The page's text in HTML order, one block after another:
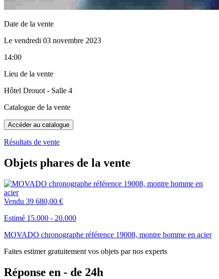
Date de la vente
Le vendredi 03 novembre 2023
14:00
Lieu de la vente
Hôtel Drouot - Salle 4
Catalogue de la vente
Accéder au catalogue
Résultats de vente
Objets phares de la vente
Vendu 39 680,00 €
Estimé 15.000 - 20.000
MOVADO chronographe référence 19008, montre homme en acier
Faites estimer gratuitement vos objets par nos experts
Réponse en - de 24h